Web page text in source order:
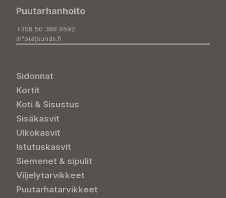
Puutarhanhoito
+358 50 388 9592
info(a)sunds.fi
Sidonnat
Kortit
Koti & Sisustus
Sisäkasvit
Ulkokasvit
Istutuskasvit
Siemenet & sipulit
Viljelytarvikkeet
Puutarhatarvikkeet